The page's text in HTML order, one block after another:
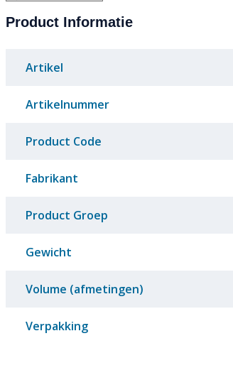
Product Informatie
Artikel
Artikelnummer
Product Code
Fabrikant
Product Groep
Gewicht
Volume (afmetingen)
Verpakking